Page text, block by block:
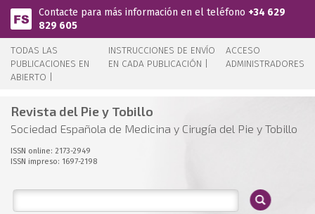
Pasar al contenido principal
Contacte para más información en el teléfono +34 629
829 605
TODAS LAS
PUBLICACIONES EN
ABIERTO |
INSTRUCCIONES DE ENVÍO
EN CADA PUBLICACIÓN |
ACCESO
ADMINISTRADORES
Revista del Pie y Tobillo
Sociedad Española de Medicina y Cirugía del Pie y Tobillo
ISSN online: 2173-2949
ISSN impreso: 1697-2198